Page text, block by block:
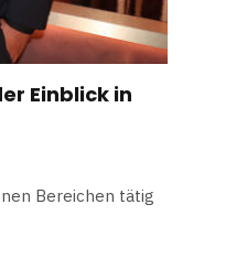
Einblick in
Bereichen tätig